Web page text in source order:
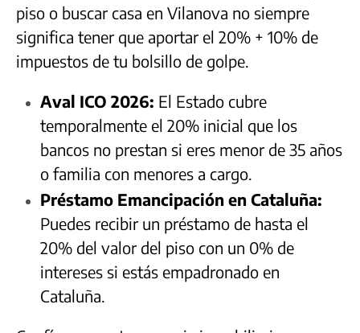
piso o buscar casa en Vilanova no siempre
significa tener que aportar el 20% + 10% de
impuestos de tu bolsillo de golpe.
Aval ICO 2026: El Estado cubre
temporalmente el 20% inicial que los
bancos no prestan si eres menor de 35 años
o familia con menores a cargo.
Préstamo Emancipación en Cataluña:
Puedes recibir un préstamo de hasta el
20% del valor del piso con un 0% de
intereses si estás empadronado en
Cataluña.